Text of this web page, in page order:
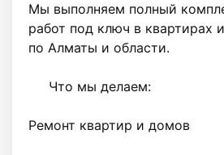
Мы выполняем полный
работ под ключ в квартирах
по Алматы и области.
Ремонт квартир и домов